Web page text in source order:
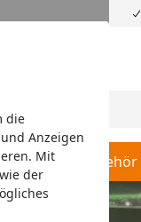
die
Anzeigen
Mit
der
Suche
Pumpen & Zubehör